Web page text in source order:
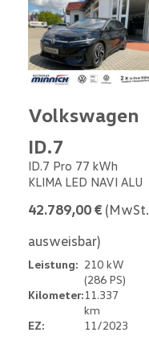
Volkswagen
ID.7
ID.7 Pro 77 kWh
KLIMA LED NAVI ALU
42.789,00 € (MwSt.
ausweisbar)
Leistung: 210 kW
(286 PS)
Kilometer:11.337
km
EZ:
11/2023